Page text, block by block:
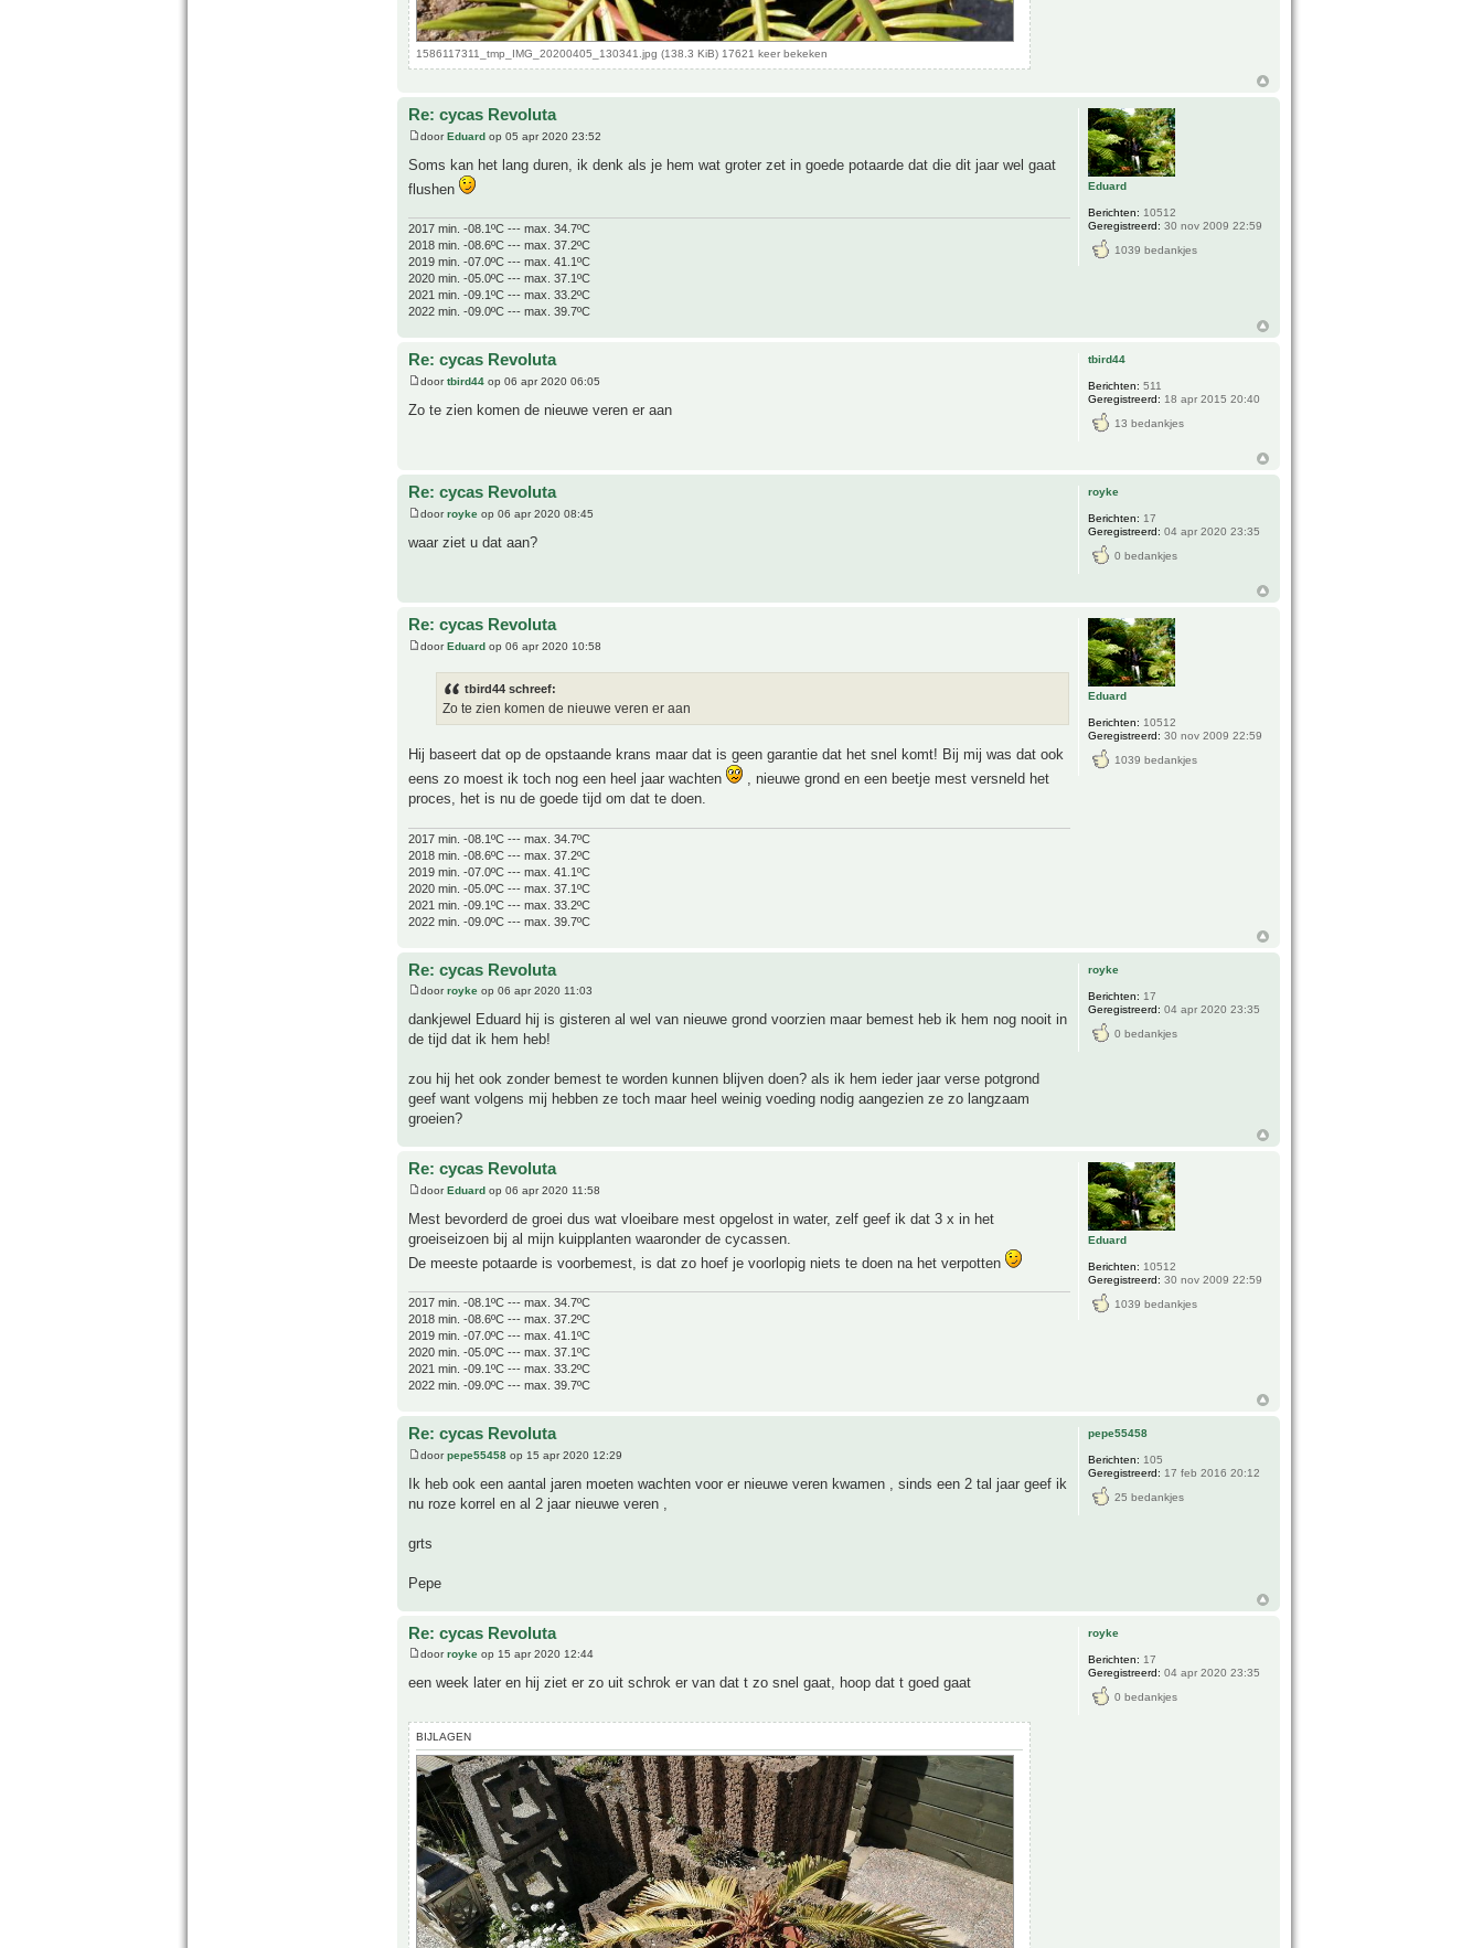
1586117311_tmp_IMG_20200405_130341.jpg (138.3 KiB) 17621 keer bekeken
Re: cycas Revoluta
doorEduard op 05 apr 2020 23:52
Soms kan het lang duren, ik denk als je hem wat groter zet in goede potaarde dat die dit jaar wel gaat
flushen
2017 min. -08.1ºC --- max. 34.7ºC
2018 min. -08.6ºC --- max. 37.2ºC
2019 min. -07.0ºC --- max. 41.1ºC
2020 min. -05.0ºC --- max. 37.1ºC
2021 min. -09.1ºC --- max. 33.2ºC
2022 min. -09.0ºC --- max. 39.7ºC
Eduard
Berichten: 10512
Geregistreerd: 30 nov 2009 22:59
1039 bedankjes
Re: cycas Revoluta
doortbird44 op 06 apr 2020 06:05
Zo te zien komen de nieuwe veren er aan
tbird44
Berichten: 511
Geregistreerd: 18 apr 2015 20:40
13 bedankjes
Re: cycas Revoluta
doorroyke op 06 apr 2020 08:45
waar ziet u dat aan?
royke
Berichten: 17
Geregistreerd: 04 apr 2020 23:35
0 bedankjes
Re: cycas Revoluta
doorEduard op 06 apr 2020 10:58
tbird44 schreef:
Zo te zien komen de nieuwe veren er aan
Hij baseert dat op de opstaande krans maar dat is geen garantie dat het snel komt! Bij mij was dat ook
eens zo moest ik toch nog een heel jaar wachten
, nieuwe grond en een beetje mest versneld het
proces, het is nu de goede tijd om dat te doen.
2017 min. -08.1ºC --- max. 34.7ºC
2018 min. -08.6ºC --- max. 37.2ºC
2019 min. -07.0ºC --- max. 41.1ºC
2020 min. -05.0ºC --- max. 37.1ºC
2021 min. -09.1ºC --- max. 33.2ºC
2022 min. -09.0ºC --- max. 39.7ºC
Eduard
Berichten: 10512
Geregistreerd: 30 nov 2009 22:59
1039 bedankjes
Re: cycas Revoluta
doorroyke op 06 apr 2020 11:03
dankjewel Eduard hij is gisteren al wel van nieuwe grond voorzien maar bemest heb ik hem nog nooit in
de tijd dat ik hem heb!
zou hij het ook zonder bemest te worden kunnen blijven doen? als ik hem ieder jaar verse potgrond
geef want volgens mij hebben ze toch maar heel weinig voeding nodig aangezien ze zo langzaam
groeien?
royke
Berichten: 17
Geregistreerd: 04 apr 2020 23:35
0 bedankjes
Re: cycas Revoluta
doorEduard op 06 apr 2020 11:58
Mest bevorderd de groei dus wat vloeibare mest opgelost in water, zelf geef ik dat 3 x in het
groeiseizoen bij al mijn kuipplanten waaronder de cycassen.
De meeste potaarde is voorbemest, is dat zo hoef je voorlopig niets te doen na het verpotten
2017 min. -08.1ºC --- max. 34.7ºC
2018 min. -08.6ºC --- max. 37.2ºC
2019 min. -07.0ºC --- max. 41.1ºC
2020 min. -05.0ºC --- max. 37.1ºC
2021 min. -09.1ºC --- max. 33.2ºC
2022 min. -09.0ºC --- max. 39.7ºC
Eduard
Berichten: 10512
Geregistreerd: 30 nov 2009 22:59
1039 bedankjes
Re: cycas Revoluta
doorpepe55458 op 15 apr 2020 12:29
Ik heb ook een aantal jaren moeten wachten voor er nieuwe veren kwamen , sinds een 2 tal jaar geef ik
nu roze korrel en al 2 jaar nieuwe veren ,
grts
Pepe
pepe55458
Berichten: 105
Geregistreerd: 17 feb 2016 20:12
25 bedankjes
Re: cycas Revoluta
doorroyke op 15 apr 2020 12:44
een week later en hij ziet er zo uit schrok er van dat t zo snel gaat, hoop dat t goed gaat
BIJLAGEN
royke
Berichten: 17
Geregistreerd: 04 apr 2020 23:35
0 bedankjes